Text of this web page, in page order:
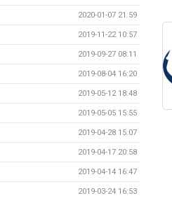
2020-01-07 21:59
2019-11-22 10:57
2019-09-27 08:11
2019-08-04 16:20
2019-05-12 18:48
2019-05-05 15:55
2019-04-28 15:07
2019-04-17 20:58
2019-04-14 16:47
2019-03-24 16:53